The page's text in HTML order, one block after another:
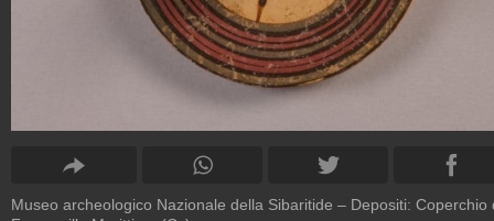
Museo archeologico Nazionale della Sibaritide – Depositi: Coperchio